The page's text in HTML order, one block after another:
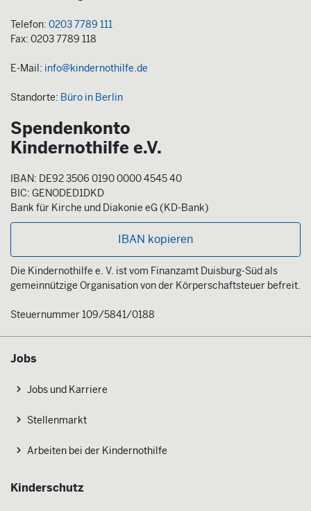
Telefon: 0203 7789 111
Fax: 0203 7789 118
E-Mail: info@kindernothilfe.de
Standorte: Büro in Berlin
Spendenkonto
Kindernothilfe e.V.
IBAN: DE92 3506 0190 0000 4545 40
BIC: GENODED1DKD
Bank für Kirche und Diakonie eG (KD-Bank)
IBAN kopieren
Die Kindernothilfe e. V. ist vom Finanzamt Duisburg-Süd als
gemeinnützige Organisation von der Körperschaftsteuer befreit.
Steuernummer 109/5841/0188
Jobs
Jobs und Karriere
Stellenmarkt
Arbeiten bei der Kindernothilfe
Kinderschutz